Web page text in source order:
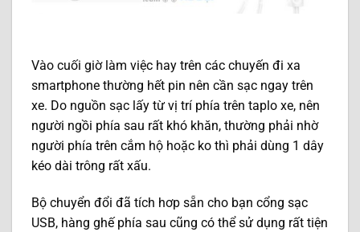
Vào cuối giờ làm việc hay trên các chuyến đi xa
smartphone thường hết pin nên cần sạc ngay trên
xe. Do nguồn sạc lấy từ vị trí phía trên taplo xe, nên
người ngồi phía sau rất khó khăn, thường phải nhờ
người phía trên cắm hộ hoặc ko thì phải dùng 1 dây
kéo dài trông rất xấu.
Bộ chuyển đổi đã tích hơp sẵn cho bạn cổng sạc
USB, hàng ghế phía sau cũng có thể sử dụng rất tiện